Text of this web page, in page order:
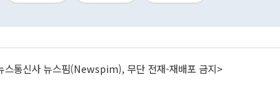
스통신사 뉴스핌(Newspim), 무단 전재-재배포 금지>